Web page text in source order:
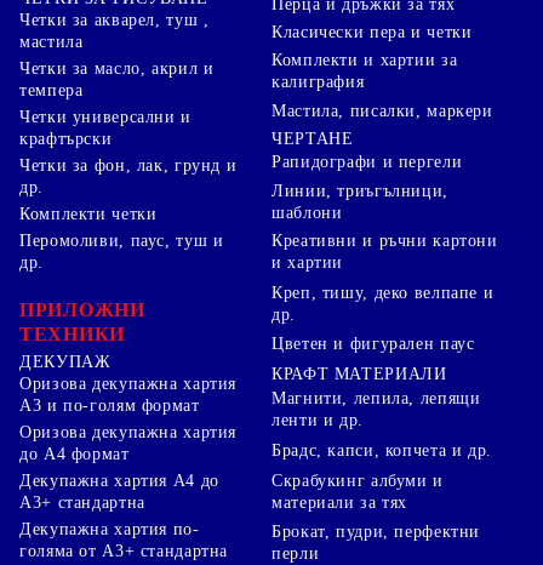
Четки за акварел, туш ,
мастила
Четки за масло, акрил и
темпера
Четки универсални и
крафтърски
Четки за фон, лак, грунд и
др.
Комплекти четки
Перца и дръжки за тях
Класически пера и четки
Комплекти и хартии за
калиграфия
Мастила, писалки, маркери
ЧЕРТАНЕ
Рапидографи и пергели
Линии, триъгълници,
шаблони
Перомоливи, паус, туш и
др.
ПРИЛОЖНИ
ТЕХНИКИ
ДЕКУПАЖ
Оризова декупажна хартия
А3 и по-голям формат
Оризова декупажна хартия
до А4 формат
Декупажна хартия А4 до
А3+ стандартна
Декупажна хартия по-
голяма от А3+ стандартна
Креативни и ръчни картони
и хартии
Креп, тишу, деко велпапе и
др.
Цветен и фигурален паус
КРАФТ МАТЕРИАЛИ
Магнити, лепила, лепящи
ленти и др.
Брадс, капси, копчета и др.
Скрабукинг албуми и
материали за тях
Брокат, пудри, перфектни
перли